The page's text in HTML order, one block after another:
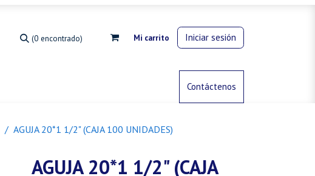
(0 encontrado) Mi carrito Iniciar sesión
Control de animalesContáctenos
AGUJA 20*1 1/2" (CAJA 100 UNIDADES)
AGUJA 20*1 1/2" (CAJA